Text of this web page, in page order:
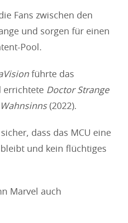
Fans zwischen den
und sorgen für einen
Pool.
führte das
errichtete Doctor Strange
(2022).
dass das MCU eine
und kein flüchtiges
Marvel auch